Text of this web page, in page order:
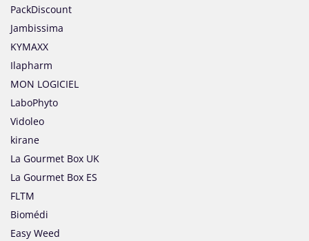
PackDiscount
Jambissima
KYMAXX
Ilapharm
MON LOGICIEL
LaboPhyto
Vidoleo
kirane
La Gourmet Box UK
La Gourmet Box ES
FLTM
Biomédi
Easy Weed